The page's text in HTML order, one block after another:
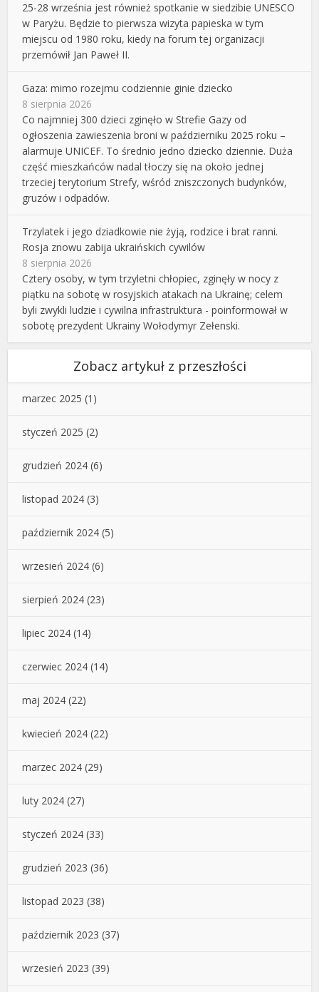
25-28 września jest również spotkanie w siedzibie UNESCO
w Paryżu. Będzie to pierwsza wizyta papieska w tym
miejscu od 1980 roku, kiedy na forum tej organizacji
przemówił Jan Paweł II.
Gaza: mimo rozejmu codziennie ginie dziecko
8 sierpnia 2026
Co najmniej 300 dzieci zginęło w Strefie Gazy od
ogłoszenia zawieszenia broni w październiku 2025 roku –
alarmuje UNICEF. To średnio jedno dziecko dziennie. Duża
część mieszkańców nadal tłoczy się na około jednej
trzeciej terytorium Strefy, wśród zniszczonych budynków,
gruzów i odpadów.
Trzylatek i jego dziadkowie nie żyją, rodzice i brat ranni.
Rosja znowu zabija ukraińskich cywilów
8 sierpnia 2026
Cztery osoby, w tym trzyletni chłopiec, zginęły w nocy z
piątku na sobotę w rosyjskich atakach na Ukrainę; celem
byli zwykli ludzie i cywilna infrastruktura - poinformował w
sobotę prezydent Ukrainy Wołodymyr Zełenski.
Zobacz artykuł z przeszłości
marzec 2025 (1)
styczeń 2025 (2)
grudzień 2024 (6)
listopad 2024 (3)
październik 2024 (5)
wrzesień 2024 (6)
sierpień 2024 (23)
lipiec 2024 (14)
czerwiec 2024 (14)
maj 2024 (22)
kwiecień 2024 (22)
marzec 2024 (29)
luty 2024 (27)
styczeń 2024 (33)
grudzień 2023 (36)
listopad 2023 (38)
październik 2023 (37)
wrzesień 2023 (39)